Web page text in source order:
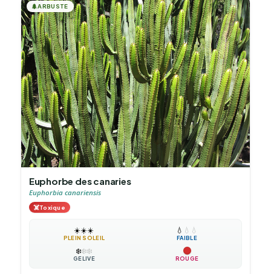
🌲ARBUSTE
Euphorbe des canaries
Euphorbia canariensis
☠️Toxique
☀️☀️☀️
PLEIN SOLEIL
💧 💧 💧
FAIBLE
❄️❄️❄️
GÉLIVE ROUGE